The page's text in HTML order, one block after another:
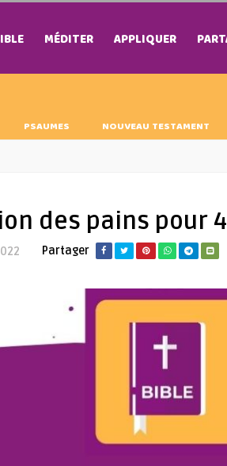
MÉDITER APPLIQUER
PSAUMES NOUVEAU TESTAMENT
des pains pour
Partager